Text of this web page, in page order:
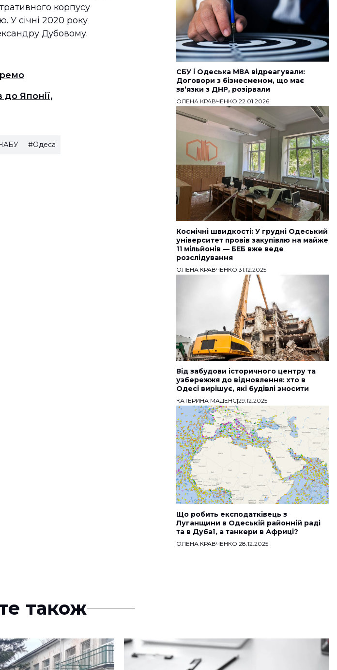
корпусу
У січні 2020 року
Дубовому.
Японії,
#Одеса
СБУ і Одеська МВА відреагували:
Договори з бізнесменом, що має
звʼязки з ДНР, розірвали
ОЛЕНА КРАВЧЕНКО|22.01.2026
Космічні швидкості: У грудні Одеський
університет провів закупівлю на майже
11 мільйонів — БЕБ вже веде
розслідування
ОЛЕНА КРАВЧЕНКО|31.12.2025
Від забудови історичного центру та
узбережжя до відновлення: хто в
Одесі вирішує, які будівлі зносити
КАТЕРИНА МАДЕНС|29.12.2025
Що робить експодатківець з
Луганщини в Одеській районній раді
та в Дубаї, а танкери в Африці?
ОЛЕНА КРАВЧЕНКО|28.12.2025
також